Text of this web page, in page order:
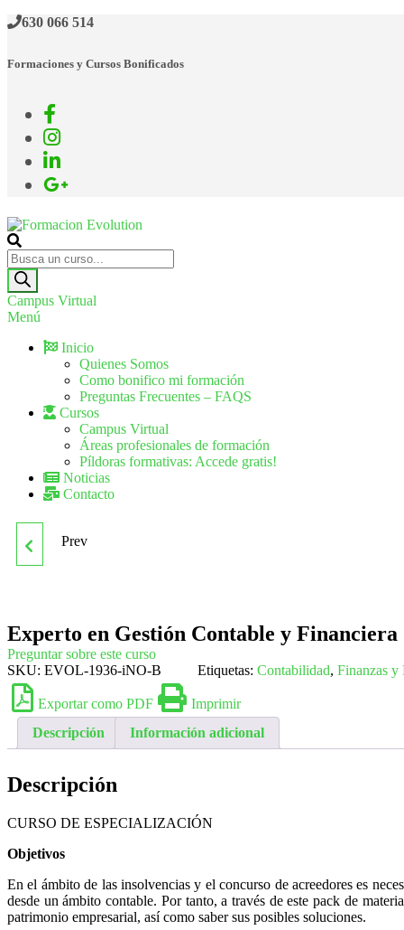
630 066 514
Formaciones y Cursos Bonificados
Formacion Evolution
Cursos de formación continua
Campus Virtual
Menú
Inicio
Quienes Somos
Como bonifico mi formación
Preguntas Frecuentes – FAQS
Cursos
Campus Virtual
Áreas profesionales de formación
Píldoras formativas: Accede gratis!
Noticias
Contacto
NIVEL PROFESIONAL
Prev
Experto en Gestión Contable y Financiera
Preguntar sobre este curso
SKU: EVOL-1936-iNO-B Etiquetas: Contabilidad, Finanzas y
Exportar como PDF
Imprimir
Descripción
Información adicional
Descripción
CURSO DE ESPECIALIZACIÓN
Objetivos
En el ámbito de las insolvencias y el concurso de acreedores es
desde un ámbito contable. Por tanto, a través de este pack de
patrimonio empresarial, así como saber sus posibles soluciones.